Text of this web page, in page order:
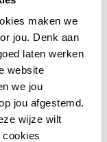
maken we
jou. Denk aan
laten werken
website
we jou
jou afgestemd.
wijze wilt
cookies